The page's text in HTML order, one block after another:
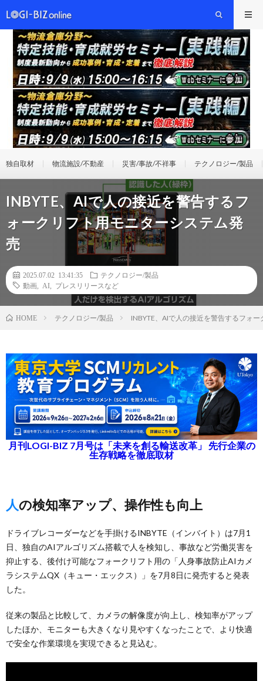
独自取材 物流施設/不動産 災害/事故/不祥事 テクノロジー/製品
INBYTE、AIで人の接近を警告するフ
ォークリフト用モニターシステム発
売
2025.07.02 13:41:35
テクノロジー/製品
動画
AI プレスリリースなど
HOME テクノロジー/製品 INBYTE、AIで人の接近を警告するフォ
月刊LOGI-BIZ 7月号は「未来を創る輸送改革」 先行企業の
生存戦略を徹底取材
人の検知率アップ、操作性も向上
ドライブレコーダーなどを手掛けるINBYTE（インバイト）は7月1
日、独自のAIアルゴリズム搭載で人を検知し、事故など労働災害を
抑止する、後付け可能なフォークリフト用の「人身事故防止AIカメ
ラシステムQX（キュー・エックス）」を7月8日に発売すると発表
した。
従来の製品と比較して、カメラの解像度が向上し、検知率がアップ
したほか、モニターも大きくなり見やすくなったことで、より快適
で安全な作業環境を実現できると見込む。